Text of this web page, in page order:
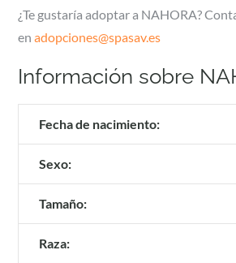
¿Te gustaría adoptar a NAHORA?
enadopciones@spasav.es
Información sobre
Fecha de nacimiento:
Sexo:
Tamaño:
Raza: